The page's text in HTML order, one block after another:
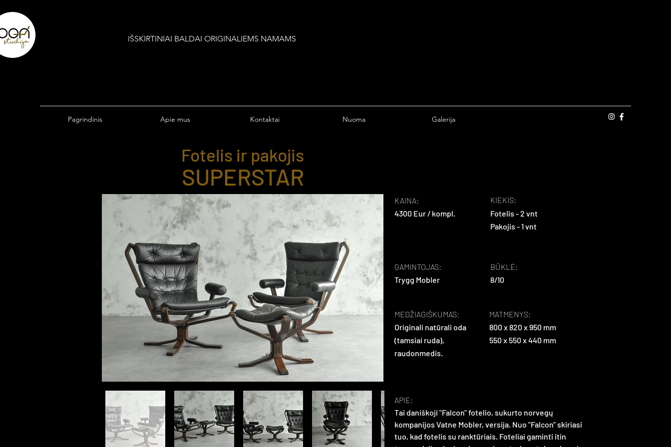
IŠSKIRTINIAI BALDAI ORIGINALIEMS NAMAMS
Pagrindinis Apie mus Kontaktai Nuoma Galerija
SUPERSTAR
Fotelis ir pakojis
KAINA:
4300 Eur / kompl.
KIEKIS:
Fotelis - 2 vnt
Pakojis - 1 vnt
GAMINTOJAS:
Trygg Mobler
BŪKLĖ:
8/10
MEDŽIAGIŠKUMAS:
Originali natūrali oda
(tamsiai ruda),
raudonmedis.
MATMENYS:
800 x 820 x 950 mm
550 x 550 x 440 mm
APIE:
Tai daniškoji "Falcon" fotelio, sukurto norvegų
kompanijos Vatne Mobler, versija. Nuo "Falcon" skiriasi
tuo, kad fotelis su ranktūriais. Foteliai gaminti itin